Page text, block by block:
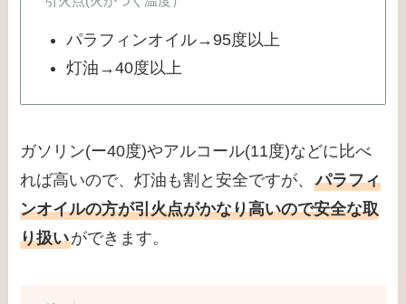
パラフィンオイル→95度以上
灯油→40度以上
ガソリン(ー40度)やアルコール(11度)などに比べ
れば高いので、灯油も割と安全ですが、パラフィ
ンオイルの方が引火点がかなり高いので安全な取
り扱いができます。